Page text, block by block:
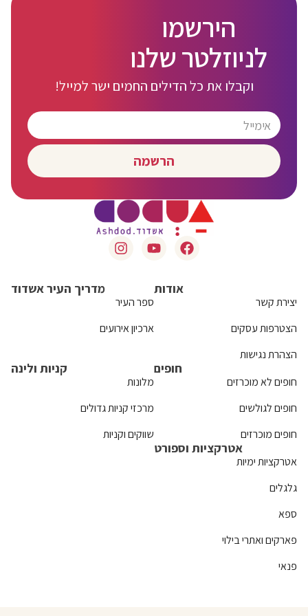
הירשמו
לניוזלטר שלנו
וקבלו את כל הדילים החמים ישר למייל!
הרשמה
אודות
יצירת קשר
הצטרפות עסקים
הצהרת נגישות
מדריך העיר אשדוד
ספר העיר
ארכיון אירועים
חופים
חופים לא מוכרזים
חופים לגולשים
חופים מוכרזים
קניות ולינה
מלונות
מרכזי קניות גדולים
שווקים וקניות
אטרקציות וספורט
אטרקציות ימיות
גלגלים
ספא
פארקים ואתרי בילוי
פנאי